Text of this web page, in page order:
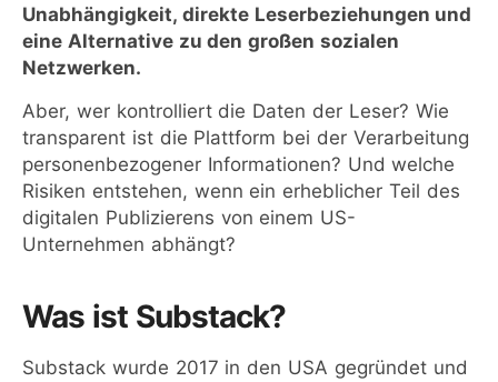
Unabhängigkeit, direkte Leserbeziehungen und
eine Alternative zu den großen sozialen
Netzwerken.
Aber, wer kontrolliert die Daten der Leser? Wie
transparent ist die Plattform bei der Verarbeitung
personenbezogener Informationen? Und welche
Risiken entstehen, wenn ein erheblicher Teil des
digitalen Publizierens von einem US-
Unternehmen abhängt?
Was ist Substack?
Substack wurde 2017 in den USA gegründet und